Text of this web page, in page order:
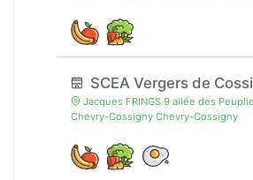
SCEA Vergers de
Jacques FRINGS 9 allée des
Chevry-Cossigny Chevry-Cossigny